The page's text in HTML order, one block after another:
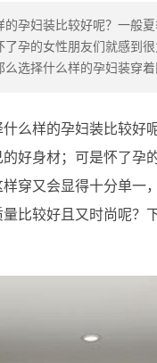
孕妇装比较好呢？一般
孕的女性朋友们就感到
选择什么样的孕妇装穿
么样的孕妇装比较好
好身材；可是怀了
穿又会显得十分单
比较好且又时尚呢？